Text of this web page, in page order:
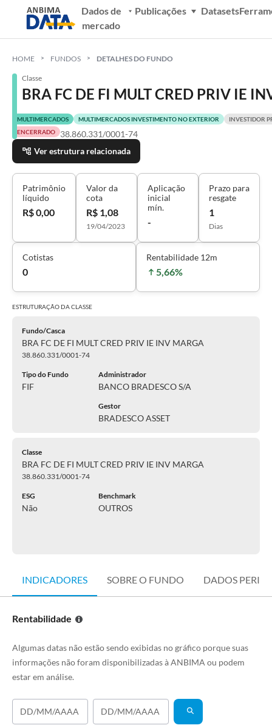
Dados de
mercado
Publicações Datasets
HOME FUNDOS DETALHES DO FUNDO
Classe
BRA FC DE FI MULT CRED PRIV IE
MULTIMERCADOS MULTIMERCADOS INVESTIMENTO NO EXTERIOR
INVESTIDOR
ENCERRADO
38.860.331/0001-74
Ver estrutura relacionada
Patrimônio
líquido
R$ 0,00
Valor da
cota
R$ 1,08
19/04/2023
Aplicação
inicial
mín.
-
Prazo para
resgate
1
Dias
Cotistas
0
Rentabilidade 12m
5,66%
ESTRUTURAÇÃO DACLASSE
Fundo/Casca
BRA FC DE FI MULT CRED PRIV IE INV MARGA
38.860.331/0001-74
Tipo do Fundo
FIF
Administrador
BANCO BRADESCO S/A
Gestor
BRADESCO ASSET
Classe
BRA FC DE FI MULT CRED PRIV IE INV MARGA
38.860.331/0001-74
ESG
Não
Benchmark
OUTROS
INDICADORES SOBRE O FUNDO DADOS
Rentabilidade
Algumas datas não estão sendo exibidas no gráfico porque suas
informações não foram disponibilizadas à ANBIMA ou podem
estar em análise.